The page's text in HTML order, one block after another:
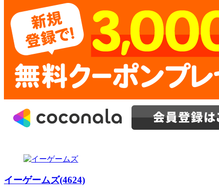
イーゲームズ(4624)